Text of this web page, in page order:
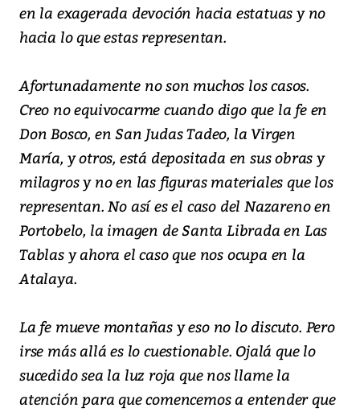
en la exagerada devoción hacia estatuas y no
hacia lo que estas representan.
Afortunadamente no son muchos los casos.
Creo no equivocarme cuando digo que la fe en
Don Bosco, en San Judas Tadeo, la Virgen
María, y otros, está depositada en sus obras y
milagros y no en las figuras materiales que los
representan. No así es el caso del Nazareno en
Portobelo, la imagen de Santa Librada en Las
Tablas y ahora el caso que nos ocupa en la
Atalaya.
La fe mueve montañas y eso no lo discuto. Pero
irse más allá es lo cuestionable. Ojalá que lo
sucedido sea la luz roja que nos llame la
atención para que comencemos a entender que